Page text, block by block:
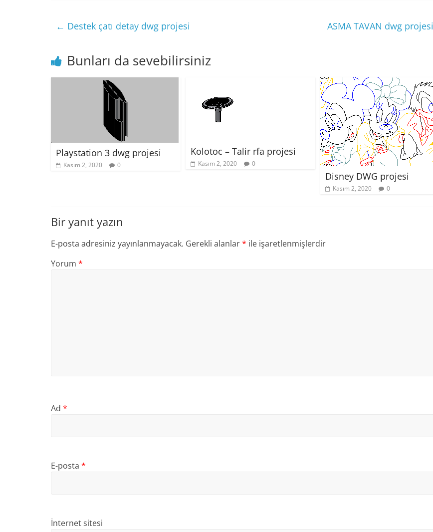
← Destek çatı detay dwg projesi ASMA TAVAN dwg projesi
Bunları da sevebilirsiniz
Playstation 3 dwg projesi
Kasım 2, 2020 0
Kolotoc – Talir rfa projesi
Kasım 2, 2020 0
Disney DWG projesi
Kasım 2, 2020 0
Bir yanıt yazın
E-posta adresiniz yayınlanmayacak. Gerekli alanlar* ile işaretlenmişlerdir
Yorum *
Ad *
E-posta *
İnternet sitesi